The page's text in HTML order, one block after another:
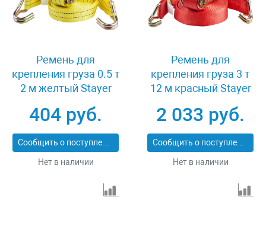
Ремень для
крепления груза 0.5 т
2 м желтый Stayer
404 руб.
Сообщить о поступлении
Нет в наличии
Ремень для
крепления груза 3 т
12 м красный Stayer
12
2 033 руб.
Сообщить о поступлении
Нет в наличии